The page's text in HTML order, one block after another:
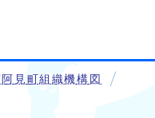
見町組織機構図